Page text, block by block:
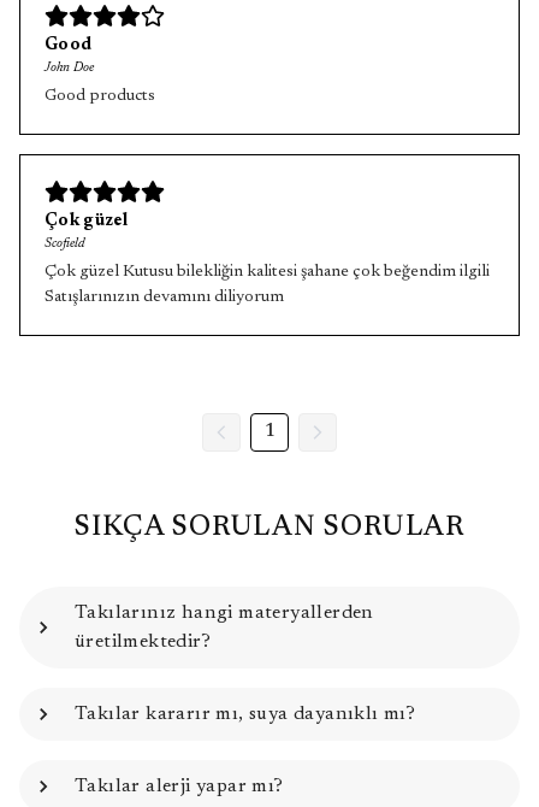
Good
John Doe
Good products
Çok güzel
Scofield
Çok güzel Kutusu bilekliğin kalitesi şahane çok beğendim ilgili
Satışlarınızın devamını diliyorum
1
SIKÇA SORULAN SORULAR
Takılarınız hangi materyallerden
üretilmektedir?
Takılar kararır mı, suya dayanıklı mı?
Takılar alerji yapar mı?